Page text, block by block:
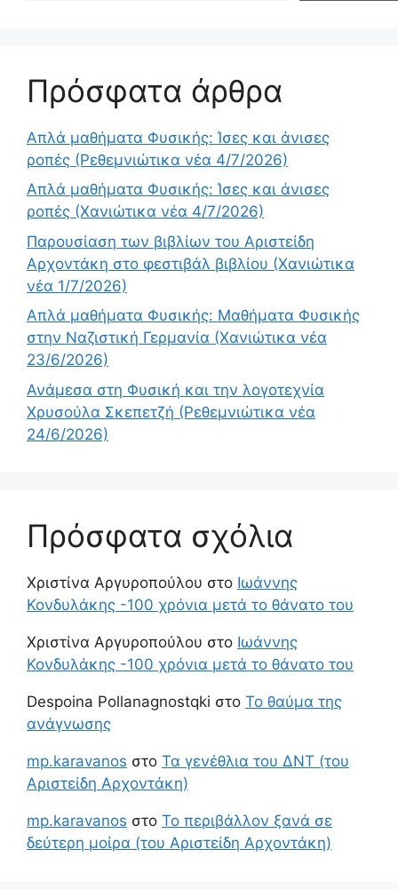
Πρόσφατα άρθρα
Απλά μαθήματα Φυσικής: Ίσες και άνισες
ροπές (Ρεθεμνιώτικα νέα 4/7/2026)
Απλά μαθήματα Φυσικής: Ίσες και άνισες
ροπές (Χανιώτικα νέα 4/7/2026)
Παρουσίαση των βιβλίων του Αριστείδη
Αρχοντάκη στο φεστιβάλ βιβλίου (Χανιώτικα
νέα 1/7/2026)
Απλά μαθήματα Φυσικής: Μαθήματα Φυσικής
στην Ναζιστική Γερμανία (Χανιώτικα νέα
23/6/2026)
Ανάμεσα στη Φυσική και την λογοτεχνία
Χρυσούλα Σκεπετζή (Ρεθεμνιώτικα νέα
24/6/2026)
Πρόσφατα σχόλια
Χριστίνα Αργυροπούλου στο Ιωάννης
Κονδυλάκης -100 χρόνια μετά το θάνατο του
Χριστίνα Αργυροπούλου στο Ιωάννης
Κονδυλάκης -100 χρόνια μετά το θάνατο του
Despoina Pollanagnostqki στο Το θαύμα της
ανάγνωσης
mp.karavanos στο Τα γενέθλια του ΔΝΤ (του
Αριστείδη Αρχοντάκη)
mp.karavanos στο Το περιβάλλον ξανά σε
δεύτερη μοίρα (του Αριστείδη Αρχοντάκη)